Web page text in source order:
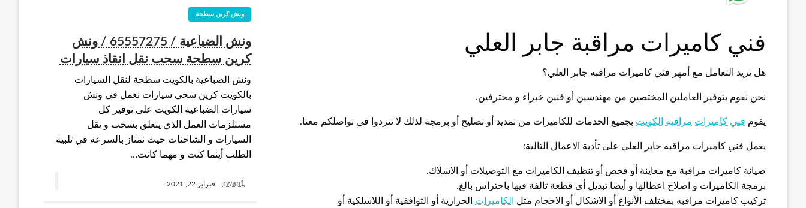
فني كاميرات مراقبة جابر العلي
هل تريد التعامل مع أمهر فني كاميرات مراقبه جابر العلي؟
نحن نقوم بتوفير العاملين المختصين من مهندسين أو فنين خبراء و محترفين.
يقوم فني كاميرات مراقبة الكويت بجميع الخدمات للكاميرات من تمديد أو تصليح أو برمجة لذلك لا تتردوا في تواصلكم معنا.
يعمل فني كاميرات مراقبه جابر العلي على تأدية الاعمال التالية:
صيانة كاميرات مراقبة مع معاينة أو فحص أو تنظيف الكاميرات مع التوصيلات أو الاسلاك.
برمجة الكاميرات و اصلاح اعطالها و أيضا تبديل أي قطعة تالفة فيها باحتراس بالغ.
تركيب كاميرات مراقبه بمختلف الأنواع أو الاشكال أو الاحجام مثل
الكاميرات الحرارية أو التوافقية أو اللاسلكية أو
ونش كرين سطحة
ونش الضباعية / 65557275 / ونش
كرين سطحة سحب نقل انقاذ سيارات
ونش الضباعية بالكويت سطحة لنقل السيارات
بالكويت كرين سحي سيارات نعمل في ونش
سيارات الضباعية الكويت على توفير كل
مستلزمات العمل الذي يتعلق بسحب و نقل
السيارات و الشاحنات حيث نمتاز بالسرعة في تلبية
الطلب أينما كنت و مهما كانت…
rwan1 فبراير 22, 2021